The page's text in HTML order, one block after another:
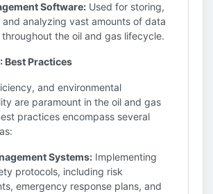
Software: Used for storing,
and analyzing vast amounts of data
the oil and gas lifecycle.
Best Practices
and environmental
are paramount in the oil and gas
practices encompass several
Systems: Implementing
protocols, including risk
emergency response plans, and